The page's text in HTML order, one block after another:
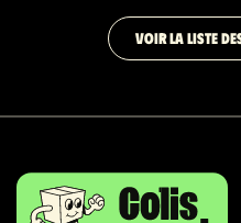
VOIR LA LISTE